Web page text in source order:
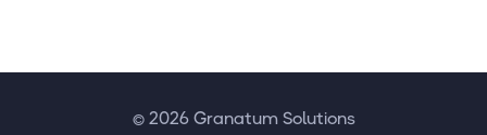
© 2026 Granatum Solutions